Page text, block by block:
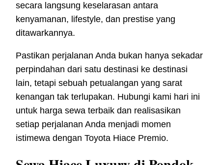
secara langsung keselarasan antara
kenyamanan, lifestyle, dan prestise yang
ditawarkannya.
Pastikan perjalanan Anda bukan hanya sekadar
perpindahan dari satu destinasi ke destinasi
lain, tetapi sebuah petualangan yang sarat
kenangan tak terlupakan. Hubungi kami hari ini
untuk harga sewa terbaik dan realisasikan
setiap perjalanan Anda menjadi momen
istimewa dengan Toyota Hiace Premio.